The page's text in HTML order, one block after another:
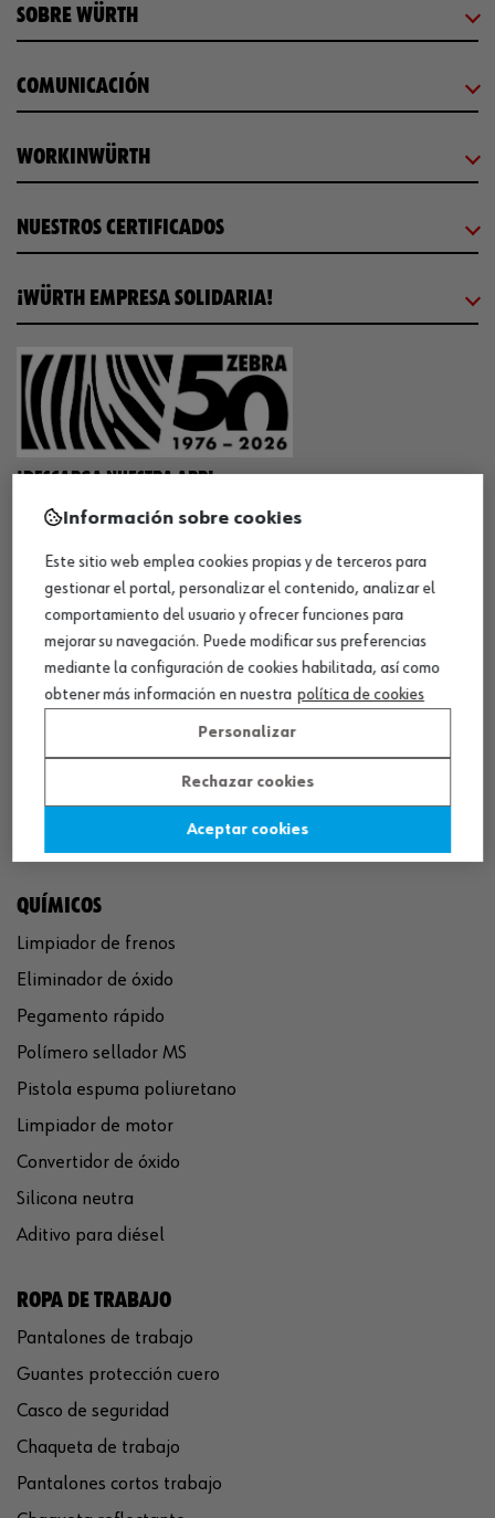
SOBRE WÜRTH
COMUNICACIÓN
WORKINWÜRTH
NUESTROS CERTIFICADOS
¡WÜRTH EMPRESA SOLIDARIA!
¡DESCARGA NUESTRA APP!
MÉTODOS DE PAGO
¡SÍGUENOS!
QUÍMICOS
Limpiador de frenos
Eliminador de óxido
Pegamento rápido
Polímero sellador MS
Pistola espuma poliuretano
Limpiador de motor
Convertidor de óxido
Silicona neutra
Aditivo para diésel
ROPA DE TRABAJO
Pantalones de trabajo
Guantes protección cuero
Casco de seguridad
Chaqueta de trabajo
Pantalones cortos trabajo
Información sobre cookies
Este sitio web emplea cookies propias y de terceros para
gestionar el portal, personalizar el contenido, analizar el
comportamiento del usuario y ofrecer funciones para
mejorar su navegación. Puede modificar sus preferencias
mediante la configuración de cookies habilitada, así como
obtener más información en nuestra política de cookies
Personalizar
Rechazar cookies
Aceptar cookies